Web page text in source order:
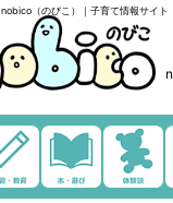
nobico（のびこ）｜子育て情報サイト